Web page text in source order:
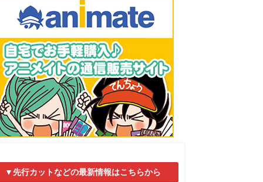
▼先行カットなどの最新情報はこちらから